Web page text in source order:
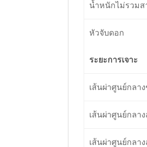
น้ำหนักไม่รวมส
หัวจับดอก
ระยะการเจาะ
เส้นผ่าศูนย์กลา
เส้นผ่าศูนย์กลา
เส้นผ่าศูนย์กลา